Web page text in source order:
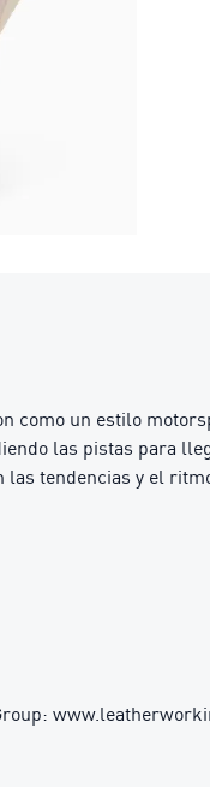
como un estilo
las pistas para
tendencias y el